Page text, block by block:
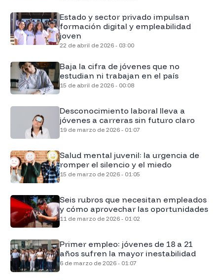
Estado y sector privado impulsan
formación digital y empleabilidad
joven
22 de abril de 2026 - 03:00
Baja la cifra de jóvenes que no
estudian ni trabajan en el país
15 de abril de 2026 - 00:08
Desconocimiento laboral lleva a
jóvenes a carreras sin futuro claro
19 de marzo de 2026 - 01:07
Salud mental juvenil: la urgencia de
romper el silencio y el miedo
15 de marzo de 2026 - 01:05
Seis rubros que necesitan empleados
y cómo aprovechar las oportunidades
11 de marzo de 2026 - 01:02
Primer empleo: jóvenes de 18 a 21
años sufren la mayor inestabilidad
6 de marzo de 2026 - 01:07